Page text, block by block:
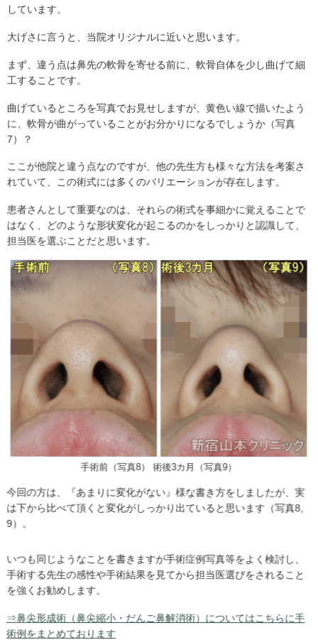
しています。
大げさに言うと、当院オリジナルに近いと思います。
まず、違う点は鼻先の軟骨を寄せる前に、軟骨自体を少し曲げて細
工することです。
曲げているところを写真でお見せしますが、黄色い線で描いたよう
に、軟骨が曲がっていることがお分かりになるでしょうか（写真
7）？
ここが他院と違う点なのですが、他の先生方も様々な方法を考案さ
れていて、この術式には多くのバリエーションが存在します。
患者さんとして重要なのは、それらの術式を事細かに覚えることで
はなく、どのような形状変化が起こるのかをしっかりと認識して、
担当医を選ぶことだと思います。
手術前（写真8） 術後3カ月（写真9）
今回の方は、『あまりに変化がない』様な書き方をしましたが、実
は下から比べて頂くと変化がしっかり出ていると思います（写真8,
9）。
いつも同じようなことを書きますが手術症例写真等をよく検討し、
手術する先生の感性や手術結果を見てから担当医選びをされること
を強くお勧めします。
⇒鼻尖形成術（鼻尖縮小・だんご鼻解消術）についてはこちらに手
術例をまとめております